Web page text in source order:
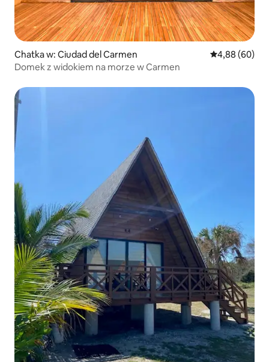
Chatka w: Ciudad del Carmen Średnia
4,88 (60)
Domek z widokiem na morze w Carmen